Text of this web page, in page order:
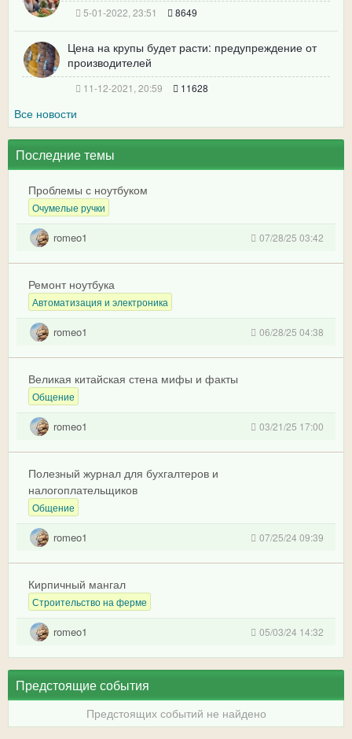
5-01-2022, 23:51 8649
Цена на крупы будет расти: предупреждение от
производителей
11-12-2021, 20:59 11628
Все новости
Последние темы
Проблемы с ноутбуком
Очумелые ручки
romeo1 07/28/25 03:42
Ремонт ноутбука
Автоматизация и электроника
romeo1 06/28/25 04:38
Великая китайская стена мифы и факты
Общение
romeo1 03/21/25 17:00
Полезный журнал для бухгалтеров и
налогоплательщиков
Общение
romeo1 07/25/24 09:39
Кирпичный мангал
Строительство на ферме
romeo1 05/03/24 14:32
Предстоящие события
Предстоящих событий не найдено